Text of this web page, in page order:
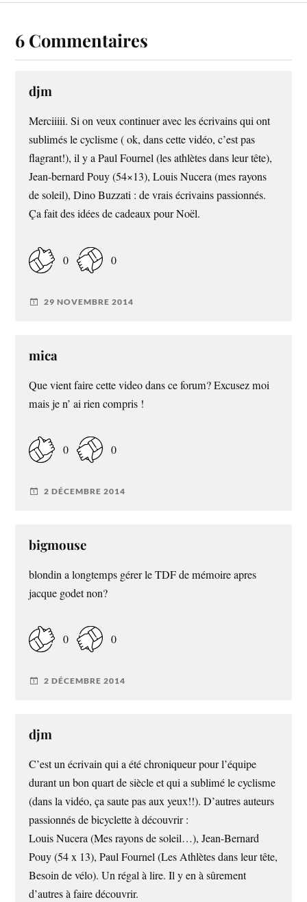
6 Commentaires
djm
Merciiiii. Si on veux continuer avec les écrivains qui ont
sublimés le cyclisme ( ok, dans cette vidéo, c’est pas
flagrant!), il y a Paul Fournel (les athlètes dans leur tête),
Jean-bernard Pouy (54×13), Louis Nucera (mes rayons
de soleil), Dino Buzzati : de vrais écrivains passionnés.
Ça fait des idées de cadeaux pour Noël.
0 0
29 NOVEMBRE 2014
mica
Que vient faire cette video dans ce forum? Excusez moi
mais je n’ ai rien compris !
0 0
2 DÉCEMBRE 2014
bigmouse
blondin a longtemps gérer le TDF de mémoire apres
jacque godet non?
0 0
2 DÉCEMBRE 2014
djm
C’est un écrivain qui a été chroniqueur pour l’équipe
durant un bon quart de siècle et qui a sublimé le cyclisme
(dans la vidéo, ça saute pas aux yeux!!). D’autres auteurs
passionnés de bicyclette à découvrir :
Louis Nucera (Mes rayons de soleil…), Jean-Bernard
Pouy (54 x 13), Paul Fournel (Les Athlètes dans leur tête,
Besoin de vélo). Un régal à lire. Il y en à sûrement
d’autres à faire découvrir.